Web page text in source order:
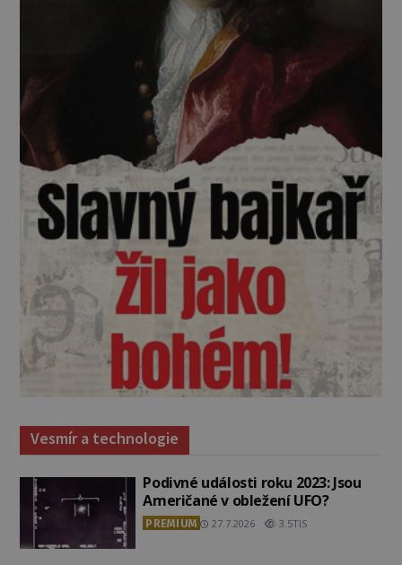
Vesmír a technologie
Podivné události roku 2023: Jsou
Američané v obležení UFO?
PREMIUM 27.7.2026 3.5TIS